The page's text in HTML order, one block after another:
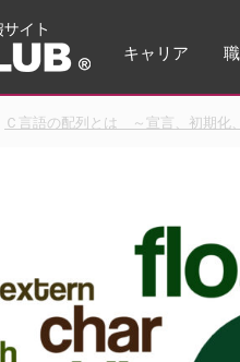
キャリア
Ｃ言語の配列とは ～宣言、初期化